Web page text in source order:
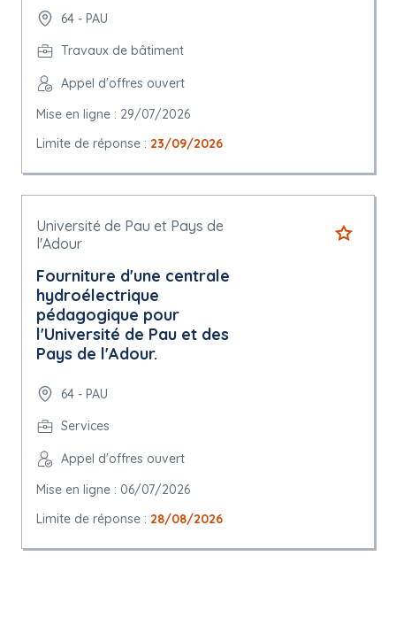
64 - PAU
Travaux de bâtiment
Appel d'offres ouvert
Mise en ligne : 29/07/2026
Limite de réponse : 23/09/2026
Université de Pau et Pays de
l'Adour
Fourniture d'une centrale
hydroélectrique
pédagogique pour
l'Université de Pau et des
Pays de l'Adour.
64 - PAU
Services
Appel d'offres ouvert
Mise en ligne : 06/07/2026
Limite de réponse : 28/08/2026